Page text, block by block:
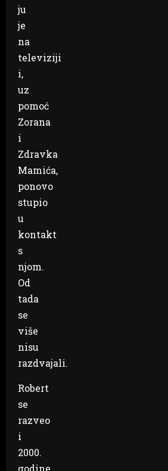
ju
je
na
televiziji
i,
uz
pomoć
Zorana
i
Zdravka
Mamića,
ponovo
stupio
u
kontakt
s
njom.
Od
tada
se
više
nisu
razdvajali.
Robert
se
razveo
i
2000.
godine